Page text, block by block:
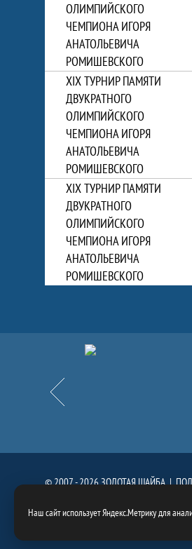
ОЛИМПИЙСКОГО
ЧЕМПИОНА ИГОРЯ
АНАТОЛЬЕВИЧА
РОМИШЕВСКОГО
XIХ ТУРНИР ПАМЯТИ
ДВУКРАТНОГО
ОЛИМПИЙСКОГО
ЧЕМПИОНА ИГОРЯ
АНАТОЛЬЕВИЧА
РОМИШЕВСКОГО
XIХ ТУРНИР ПАМЯТИ
ДВУКРАТНОГО
ОЛИМПИЙСКОГО
ЧЕМПИОНА ИГОРЯ
АНАТОЛЬЕВИЧА
РОМИШЕВСКОГО
Назад
Партнёры
© 2007 - 2026 ЗОЛОТАЯ ШАЙБА |
Наш сайт использует Яндекс.Метрику для